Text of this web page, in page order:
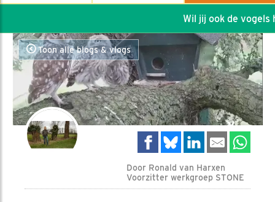
Wil jij ook de vogels
Toon alle blogs & vlogs
Door Ronald van Harxen
Voorzitter werkgroep STONE